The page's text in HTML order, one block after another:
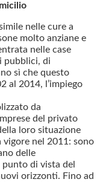
nelle cure a
molto anziane e
nelle case
pubblici, di
sì che questo
al 2014, l’impiego
da
del privato
loro situazione
vigore nel 2011: sono
delle
di vista del
orizzonti. Fino ad